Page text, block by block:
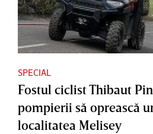
SPECIAL
Fostul ciclist Thibaut
pompierii să oprească
localitatea Melisey